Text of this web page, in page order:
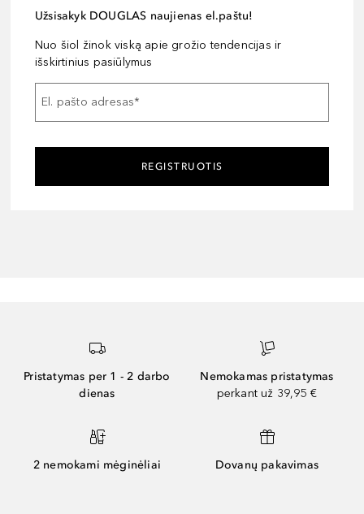
Užsisakyk DOUGLAS naujienas el.paštu!
Nuo šiol žinok viską apie grožio tendencijas ir
išskirtinius pasiūlymus
El. pašto adresas*
REGISTRUOTIS
Pristatymas per 1 - 2 darbo
dienas
Nemokamas pristatymas
perkant už 39,95 €
2 nemokami mėginėliai Dovanų pakavimas